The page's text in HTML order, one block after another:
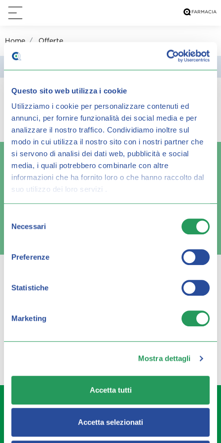
Questo sito web utilizza i cookie
Utilizziamo i cookie per personalizzare contenuti ed
annunci, per fornire funzionalità dei social media e per
analizzare il nostro traffico. Condividiamo inoltre sul
modo in cui utilizza il nostro sito con i nostri partner che
si servono di analisi dei dati web, pubblicità e social
media, i quali potrebbero combinarle con altre
informazioni che ha fornito loro o che hanno raccolto dal
suo utilizzo dei loro servizi .
delNecessari
Preferenze
Statistiche
Marketing
Mostra dettagli
Accetta tutti
Accetta selezionati
Home Offerte
Spiacenti, ma non è stato trovato alcun
risultato per:
Spedizione veloce
Q FARMA
Servizio clienti
25125 Brescia – Italia, REA Brescia 627990, P.IVA
04616560985, cap. soc. EUR 10.000,00 i.v., è la proprietaria